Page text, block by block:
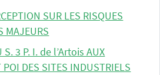
SUR LES RISQUES
MAJEURS
S. 3 P. I. de l’Artois AUX
POI DES SITES INDUSTRIELS